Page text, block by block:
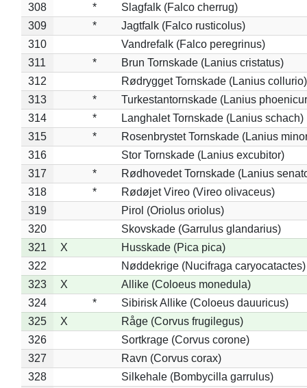
308
*
Slagfalk (Falco cherrug)
309
*
Jagtfalk (Falco rusticolus)
310
Vandrefalk (Falco peregrinus)
311
*
Brun Tornskade (Lanius cristatus)
312
Rødrygget Tornskade (Lanius collurio)
313
*
Turkestantornskade (Lanius
314
*
Langhalet Tornskade (Lanius schach)
315
*
Rosenbrystet Tornskade (Lanius
316
Stor Tornskade (Lanius excubitor)
317
*
Rødhovedet Tornskade (Lanius
318
*
Rødøjet Vireo (Vireo olivaceus)
319
Pirol (Oriolus oriolus)
320
Skovskade (Garrulus glandarius)
321
X
Husskade (Pica pica)
322
Nøddekrige (Nucifraga caryocatactes)
323
X
Allike (Coloeus monedula)
324
*
Sibirisk Allike (Coloeus dauuricus)
325
X
Råge (Corvus frugilegus)
326
Sortkrage (Corvus corone)
327
Ravn (Corvus corax)
328
Silkehale (Bombycilla garrulus)